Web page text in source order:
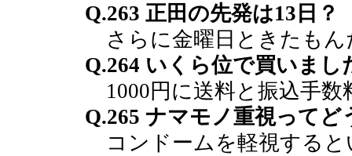
Q.263 正田の先発は13日？
さらに金曜日ときたもん
Q.264 いくら位で買いまし
1000円に送料と振込手数
Q.265 ナマモノ重視って
コンドームを軽視すると